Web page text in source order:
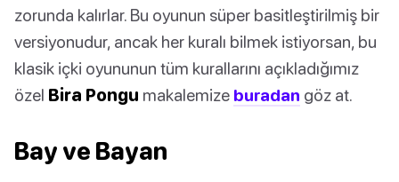
zorunda kalırlar. Bu oyunun süper basitleştirilmiş bir
versiyonudur, ancak her kuralı bilmek istiyorsan, bu
klasik içki oyununun tüm kurallarını açıkladığımız
özel Bira Pongu makalemize buradan göz at.
Bay ve Bayan